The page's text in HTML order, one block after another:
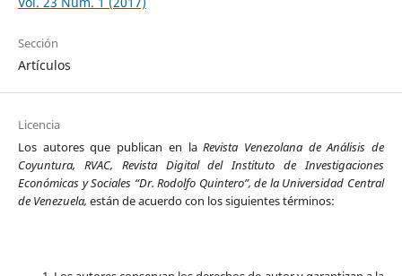
Sección
Artículos
Licencia
Los autores que publican en laRevista Venezolana de Análisis de
Coyuntura, RVAC, Revista Digital del Instituto de Investigaciones
Económicas y Sociales “Dr. Rodolfo Quintero”, de la Universidad Central
de Venezuela, están de acuerdo con los siguientes términos: